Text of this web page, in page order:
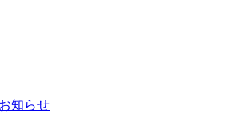
お知らせ